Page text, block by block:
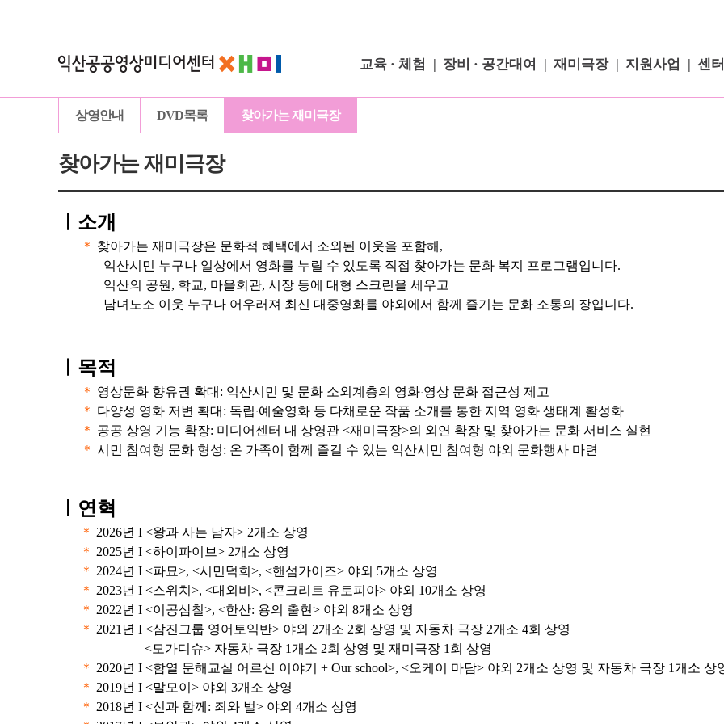
교육 · 체험 장비 · 공간대여 재미극장 지원사업 센
상영안내 DVD목록 찾아가는 재미극장
찾아가는 재미극장
소개
＊ 찾아가는 재미극장은 문화적 혜택에서 소외된 이웃을 포함해,
익산시민 누구나 일상에서 영화를 누릴 수 있도록 직접 찾아가는 문화 복지 프로그램입니다.
익산의 공원, 학교, 마을회관, 시장 등에 대형 스크린을 세우고
남녀노소 이웃 누구나 어우러져 최신 대중영화를 야외에서 함께 즐기는 문화 소통의 장입니다.
목적
＊ 영상문화 향유권 확대: 익산시민 및 문화 소외계층의 영화·영상 문화 접근성 제고
＊ 다양성 영화 저변 확대: 독립 ·예술영화 등 다채로운 작품 소개를 통한 지역 영화 생태계 활성화
＊ 공공 상영 기능 확장: 미디어센터 내 상영관 <재미극장>의 외연 확장 및 찾아가는 문화 서비스 실현
＊ 시민 참여형 문화 형성: 온 가족이 함께 즐길 수 있는 익산시민 참여형 야외 문화행사 마련
ㅣ연혁
＊ 2026년 I <왕과 사는 남자> 2개소 상영
＊ 2025년 I <하이파이브> 2개소 상영
＊ 2024년 I <파묘>, <시민덕희>, <핸섬가이즈> 야외 5개소 상영
＊ 2023년 I <스위치>, <대외비>, <콘크리트 유토피아> 야외 10개소 상영
＊ 2022년 I <이공삼칠>, <한산: 용의 출현> 야외 8개소 상영
＊ 2021년 I <삼진그룹 영어토익반> 야외 2개소 2회 상영 및 자동차 극장 2개소 4회 상영
<모가디슈> 자동차 극장 1개소 2회 상영 및 재미극장 1회 상영
＊ 2020년 I <함열 문해교실 어르신 이야기 + Our school>, <오케이 마담> 야외 2개소 상영 및 자동차 극장 1개소 상
＊ 2019년 I <말모이> 야외 3개소 상영
＊ 2018년 I <신과 함께: 죄와 벌> 야외 4개소 상영